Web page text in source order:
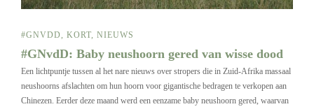
#GNVDD, KORT, NIEUWS
#GNvdD: Baby neushoorn gered van wisse dood
Een lichtpuntje tussen al het nare nieuws over stropers die in Zuid-Afrika massaal
neushoorns afslachten om hun hoorn voor gigantische bedragen te verkopen aan
Chinezen. Eerder deze maand werd een eenzame baby neushoorn gered, waarvan